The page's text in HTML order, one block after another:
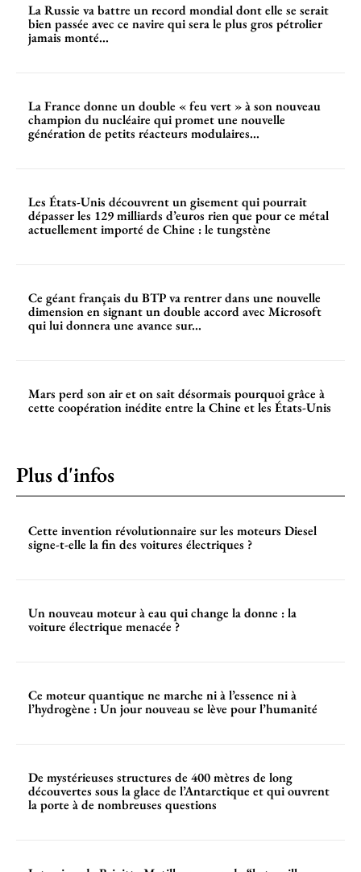
La Russie va battre un record mondial dont elle se serait
bien passée avec ce navire qui sera le plus gros pétrolier
jamais monté...
La France donne un double « feu vert » à son nouveau
champion du nucléaire qui promet une nouvelle
génération de petits réacteurs modulaires...
Les États-Unis découvrent un gisement qui pourrait
dépasser les 129 milliards d’euros rien que pour ce métal
actuellement importé de Chine : le tungstène
Ce géant français du BTP va rentrer dans une nouvelle
dimension en signant un double accord avec Microsoft
qui lui donnera une avance sur...
Mars perd son air et on sait désormais pourquoi grâce à
cette coopération inédite entre la Chine et les États-Unis
Plus d'infos
Cette invention révolutionnaire sur les moteurs Diesel
signe-t-elle la fin des voitures électriques ?
Un nouveau moteur à eau qui change la donne : la
voiture électrique menacée ?
Ce moteur quantique ne marche ni à l’essence ni à
l’hydrogène : Un jour nouveau se lève pour l’humanité
De mystérieuses structures de 400 mètres de long
découvertes sous la glace de l’Antarctique et qui ouvrent
la porte à de nombreuses questions